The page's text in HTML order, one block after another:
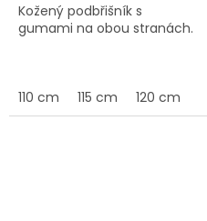
Kožený podbřišník s
gumami na obou stranách.
110 cm 115 cm 120 cm